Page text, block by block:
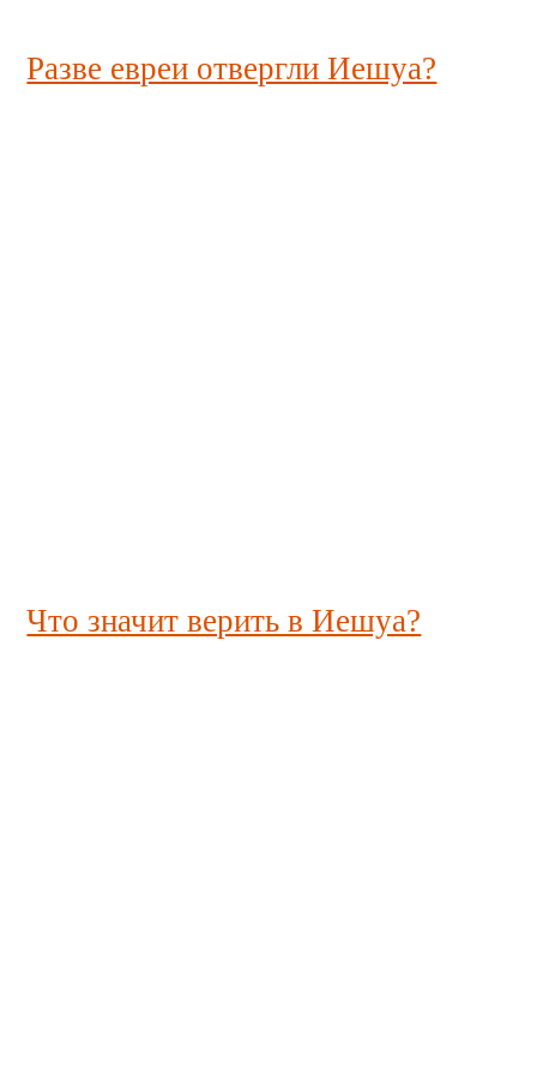
Разве евреи отвергли Иешуа?
Что значит верить в Иешуа?